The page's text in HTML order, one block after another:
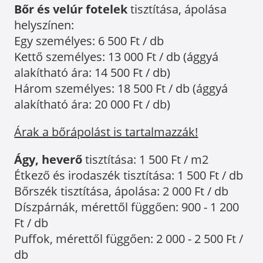
Bőr és velúr fotelektisztítása, ápolása
helyszínen:
Egy személyes: 6 500 Ft / db
Kettő személyes: 13 000 Ft / db (ággyá
alakítható ára: 14 500 Ft / db)
Három személyes: 18 500 Ft / db (ággyá
alakítható ára: 20 000 Ft / db)
Árak a bőrápolást is tartalmazzák!
Ágy, heverőtisztítása: 1 500 Ft / m2
Étkező és irodaszék tisztítása: 1 500 Ft / db
Bőrszék tisztítása, ápolása: 2 000 Ft / db
Díszpárnák, mérettől függően: 900 - 1 200
Ft / db
Puffok, mérettől függően: 2 000 - 2 500 Ft /
db